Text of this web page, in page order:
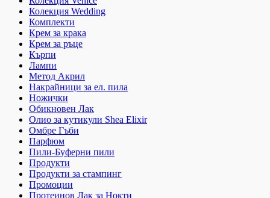
Колекция Wedding
Комплекти
Крем за крака
Крем за ръце
Кърпи
Лампи
Метод Акрил
Накрайници за ел. пила
Ножички
Обикновен Лак
Олио за кутикули Shea Elixir
Омбре Гъби
Парфюм
Пили-Буферни пили
Продукти
Продукти за стампинг
Промоции
Протеинов Лак за Нокти